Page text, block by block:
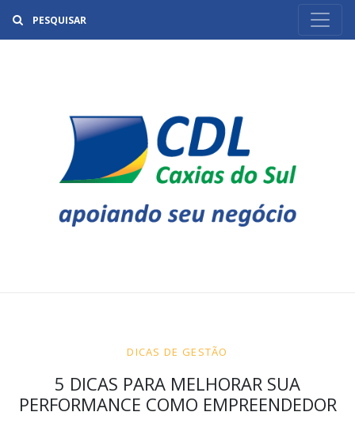
DICAS DE GESTÃO
5 DICAS PARA MELHORAR SUA
PERFORMANCE COMO EMPREENDEDOR